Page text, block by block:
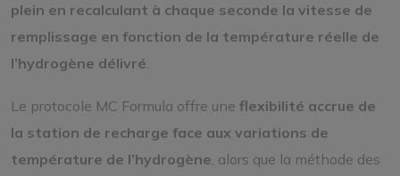
plein en recalculant à chaque seconde la vitesse de
remplissage en fonction de la température réelle de
l’hydrogène délivré.
Le protocole MC Formula offre uneflexibilité accrue de
la station de recharge face aux variations de
température de l’hydrogène, alors que la méthode des